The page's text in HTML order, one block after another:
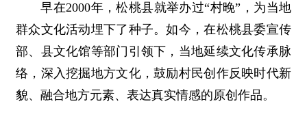
早在2000年，松桃县就举办过“村晚”，为当地
群众文化活动埋下了种子。如今，在松桃县委宣传
部、县文化馆等部门引领下，当地延续文化传承脉
络，深入挖掘地方文化，鼓励村民创作反映时代新
貌、融合地方元素、表达真实情感的原创作品。